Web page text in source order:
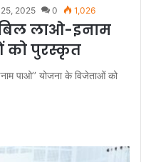
2025 0 1,026
लाओ-इनाम
को पुरस्कृत
पाओ’’ योजना के विजेताओं को